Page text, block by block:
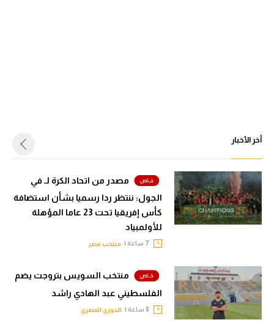
أخر الأخبار
مصدر من اتحاد الكرة لـ في
الجول: ننتظر ردا رسميا بشأن استضافة
كأس إفريقيا تحت 23 عاما المؤهلة
للأولمبياد
منتخب مصر
منتخب السويس بتروجت يضم
الفلسطيني عبد الهادي راشد
الدوري المصري